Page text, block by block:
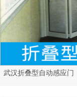
武汉折叠型自动感应门